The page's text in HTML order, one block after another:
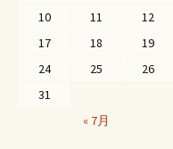
« 7月
10
11 12
17
18 19
24
25 26
31